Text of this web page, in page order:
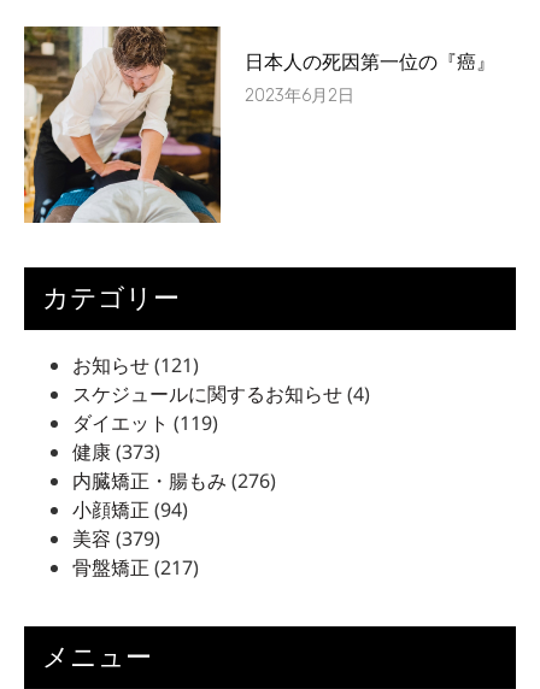
日本人の死因第一位の『癌』
2023年6月2日
カテゴリー
お知らせ(121)
スケジュールに関するお知らせ(4)
ダイエット (119)
健康(373)
内臓矯正・腸もみ (276)
小顔矯正 (94)
美容 (379)
骨盤矯正 (217)
メニュー